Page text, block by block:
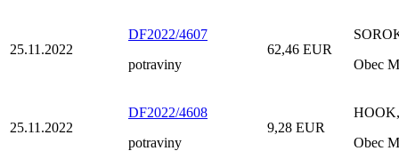
25.11.2022
DF2022/4607
potraviny
62,46 EUR
Obec
25.11.2022
DF2022/4608
potraviny
9,28 EUR
HOOK,
Obec